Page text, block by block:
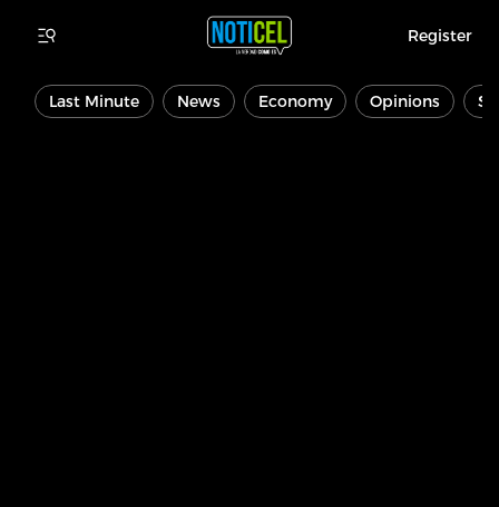
Register
Last Minute News Economy Opinions